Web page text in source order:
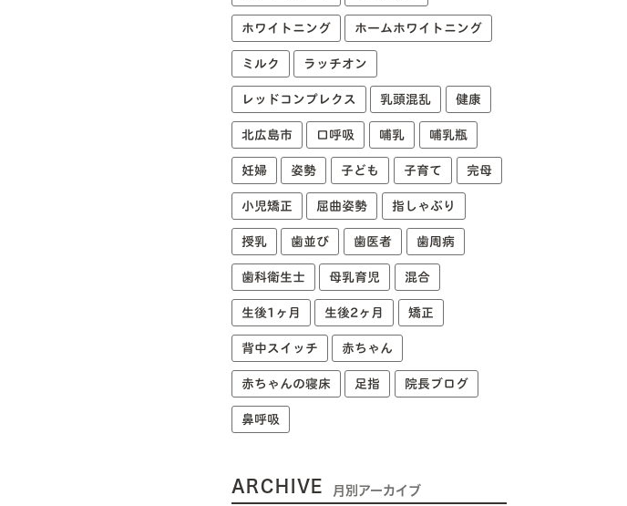
ホワイトニング ホームホワイトニング
ミルク ラッチオン
レッドコンプレクス 乳頭混乱 健康
北広島市 口呼吸 哺乳 哺乳瓶
妊婦 姿勢 子ども 子育て 完母
小児矯正 屈曲姿勢 指しゃぶり
授乳 歯並び 歯医者 歯周病
歯科衛生士 母乳育児 混合
生後1ヶ月 生後2ヶ月 矯正
背中スイッチ 赤ちゃん
赤ちゃんの寝床 足指 院長ブログ
鼻呼吸
ARCHIVE 月別アーカイブ